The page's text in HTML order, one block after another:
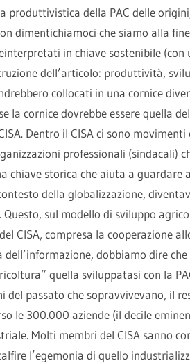
produttivistica della PAC delle
dimentichiamoci che siamo alla
in chiave sostenibile
dell’articolo: produttività,
collocati in una cornice
cornice dovrebbe essere quella
Dentro il CISA ci sono
professionali (sindacali)
chiave storica che aiuta a guardare
della globalizzazione,
sul modello di sviluppo
CISA, compresa la cooperazione
dobbiamo dire
quella sviluppatasi con la
passato che sopravvivevano, il
le 300.000 aziende (il decile
Molti membri del CISA sanno
l’egemonia di quello